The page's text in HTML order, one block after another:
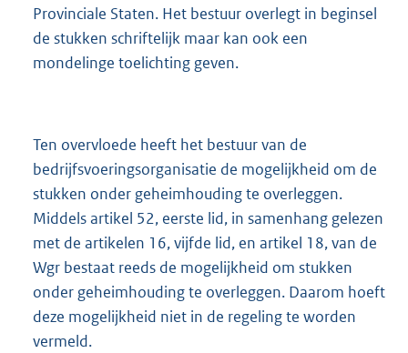
Provinciale Staten. Het bestuur overlegt in beginsel
de stukken schriftelijk maar kan ook een
mondelinge toelichting geven.
Ten overvloede heeft het bestuur van de
bedrijfsvoeringsorganisatie de mogelijkheid om de
stukken onder geheimhouding te overleggen.
Middels artikel 52, eerste lid, in samenhang gelezen
met de artikelen 16, vijfde lid, en artikel 18, van de
Wgr bestaat reeds de mogelijkheid om stukken
onder geheimhouding te overleggen. Daarom hoeft
deze mogelijkheid niet in de regeling te worden
vermeld.